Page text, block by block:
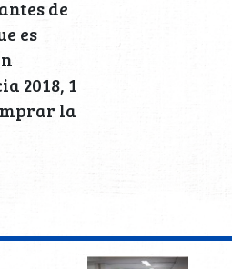
de
es
2018, 1
la